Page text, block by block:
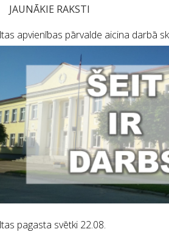
JAUNĀKIE RAKSTI
apvienības pārvalde aicina darbā
pagasta svētki 22.08.